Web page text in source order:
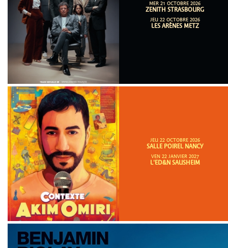
MER 21 OCTOBRE 2026
ZENITH STRASBOURG
JEU 22 OCTOBRE 2026
LES ARÈNES METZ
JEU 22 OCTOBRE 2026
SALLE POIREL NANCY
VEN 22 JANVIER 2027
L'ED&N SAUSHEIM